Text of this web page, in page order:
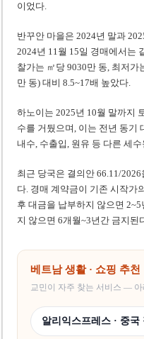
이었다.
반꾸안 마을은 2024년 말과
2024년 11월 15일 경매에서는
찰가는 ㎡당 9030만 동, 최저가
만 동) 대비 8.5~17배 높았다.
하노이는 2025년 10월 말까지
수를 거뒀으며, 이는 전년 동기
내수, 수출입, 원유 등 다른 세
최근 당국은 결의안 66.11/
다. 경매 계약금이 기존 시작가
후 대금을 납부하지 않으면
지 않으면 6개월~3년간 금지된
베트남 생활 · 쇼핑 추천
교민이 자주 찾는 서비스 —
알리익스프레스 · 중국